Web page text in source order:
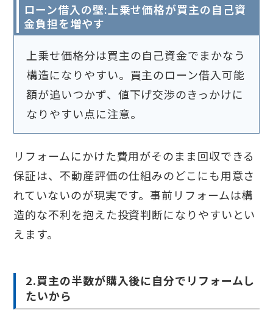
ローン借入の壁:上乗せ価格が買主の自己資
金負担を増やす
上乗せ価格分は買主の自己資金でまかなう
構造になりやすい。買主のローン借入可能
額が追いつかず、値下げ交渉のきっかけに
なりやすい点に注意。
リフォームにかけた費用がそのまま回収できる
保証は、不動産評価の仕組みのどこにも用意さ
れていないのが現実です。事前リフォームは構
造的な不利を抱えた投資判断になりやすいとい
えます。
2.買主の半数が購入後に自分でリフォームし
たいから